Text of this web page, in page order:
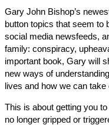
Gary John Bishop’s
button topics that
social media
family: conspiracy,
important book, Gary
new ways of
lives and how we can
This is about getting
no longer gripped or